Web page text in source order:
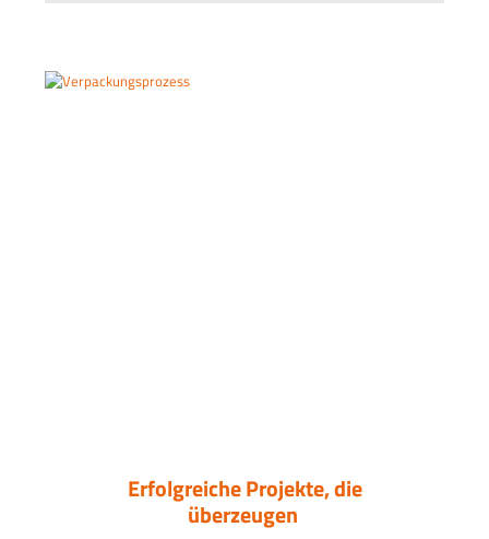
Erfolgreiche Projekte, die
überzeugen